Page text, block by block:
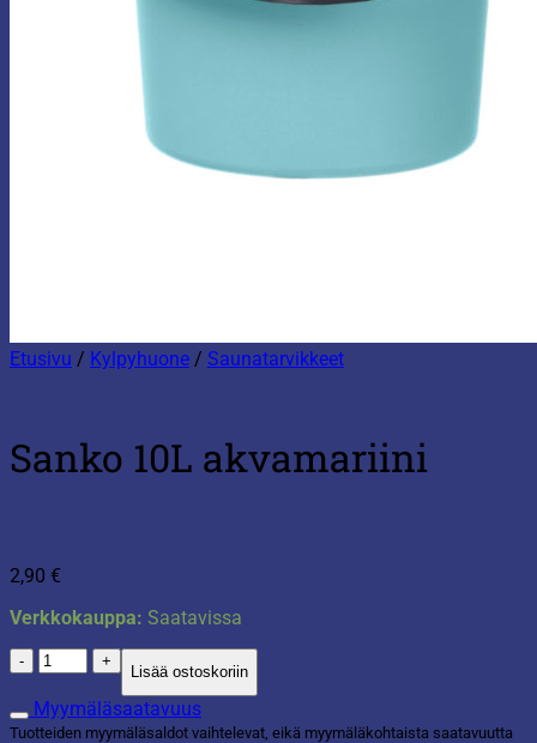
Etusivu / Kylpyhuone / Saunatarvikkeet
Sanko 10L akvamariini
2,90 €
Verkkokauppa: Saatavissa
Sanko
10L
akvamariini
määrä
Lisää ostoskoriin
Myymäläsaatavuus
Tuotteiden myymäläsaldot vaihtelevat, eikä myymäläkohtaista saatavuutta